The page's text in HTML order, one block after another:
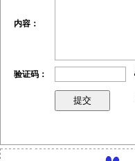
内容：
验证码：